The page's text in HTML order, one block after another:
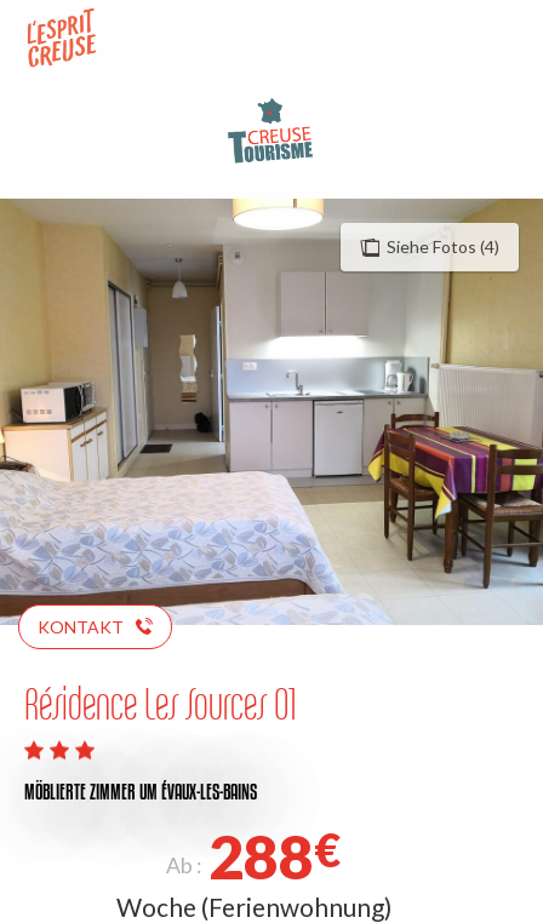
contenu
Siehe Fotos (4)
KONTAKT
Résidence Les Sources 01
MÖBLIERTE ZIMMER UM ÉVAUX-LES-BAINS
Ab : 288€
Woche (Ferienwohnung)